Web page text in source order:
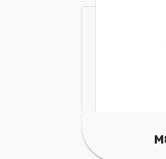
Kablolu Konnektör